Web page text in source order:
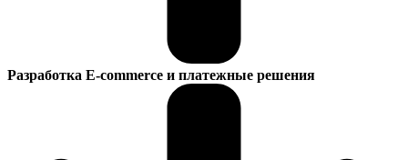
Разработка E-commerce и платежные решения